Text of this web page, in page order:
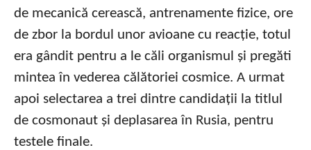
de mecanică cerească, antrenamente fizice, ore
de zbor la bordul unor avioane cu reacție, totul
era gândit pentru a le căli organismul și pregăti
mintea în vederea călătoriei cosmice. A urmat
apoi selectarea a trei dintre candidații la titlul
de cosmonaut și deplasarea în Rusia, pentru
testele finale.